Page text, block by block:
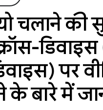
चलाने की
डिवाइस
पर
के बारे में